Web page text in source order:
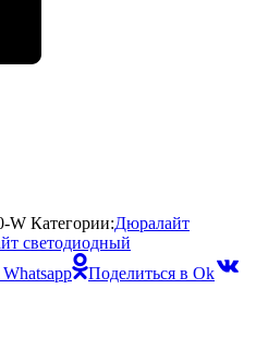
W Категории:Дюралайт
светодиодный
Поделиться в Ok